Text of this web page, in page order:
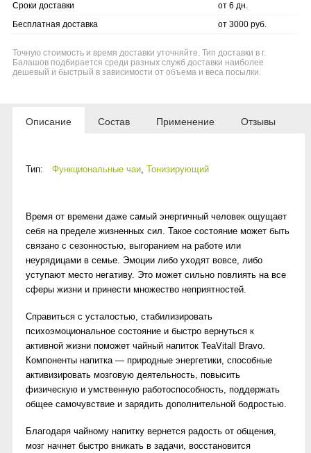
Сроки доставки
от 6 дн.
Бесплатная доставка
от 3000 руб.
Точную стоимость и время доставки уточняйте. Тип доставки в г.
Балашов подбирается среди разных служб доставки наиболее
дешевый и быстрый в зависимости от объема и веса посылки.
Описание Состав Применение Отзывы
Тип: Функциональные чаи, Тонизирующий
Время от времени даже самый энергичный человек ощущает
себя на пределе жизненных сил. Такое состояние может быть
связано с сезонностью, выгоранием на работе или
неурядицами в семье. Эмоции либо уходят вовсе, либо
уступают место негативу. Это может сильно повлиять на все
сферы жизни и принести множество неприятностей.
Справиться с усталостью, стабилизировать
психоэмоциональное состояние и быстро вернуться к
активной жизни поможет чайный напиток TeaVitall Bravo.
Компоненты напитка — природные энергетики, способные
активизировать мозговую деятельность, повысить
физическую и умственную работоспособность, поддержать
общее самочувствие и зарядить дополнительной бодростью.
Благодаря чайному напитку вернется радость от общения,
мозг начнет быстро вникать в задачи, восстановится